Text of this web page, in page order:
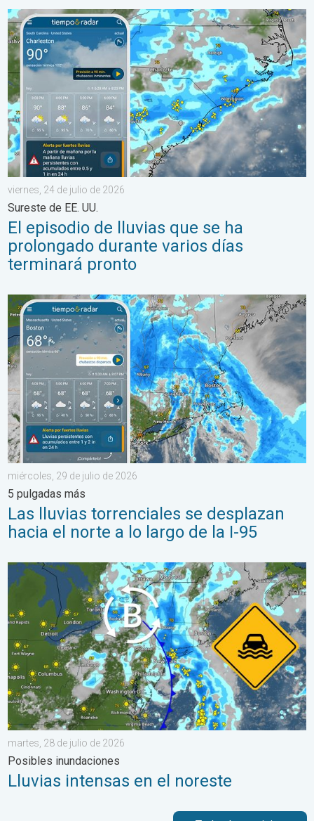
El episodio de lluvias que se ha prolongado durante varios
viernes, 24 de julio de 2026
Sureste de EE. UU.
El episodio de lluvias que se ha
prolongado durante varios días
terminará pronto
Las lluvias torrenciales se desplazan hacia el norte a lo
miércoles, 29 de julio de 2026
5 pulgadas más
Las lluvias torrenciales se desplazan
hacia el norte a lo largo de la I-95
Lluvias intensas en el noreste. Posibles inundaciones. . .
martes, 28 de julio de 2026
Posibles inundaciones
Lluvias intensas en el noreste